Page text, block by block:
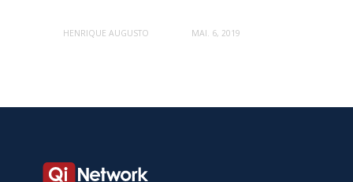
HENRIQUE AUGUSTO MAI. 6, 2019